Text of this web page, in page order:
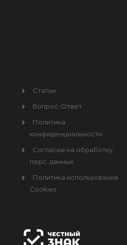
Статьи
Вопрос-Ответ
Политика
конфиденциальности
Согласие на обработку
перс. данных
Политика использования
Cookies